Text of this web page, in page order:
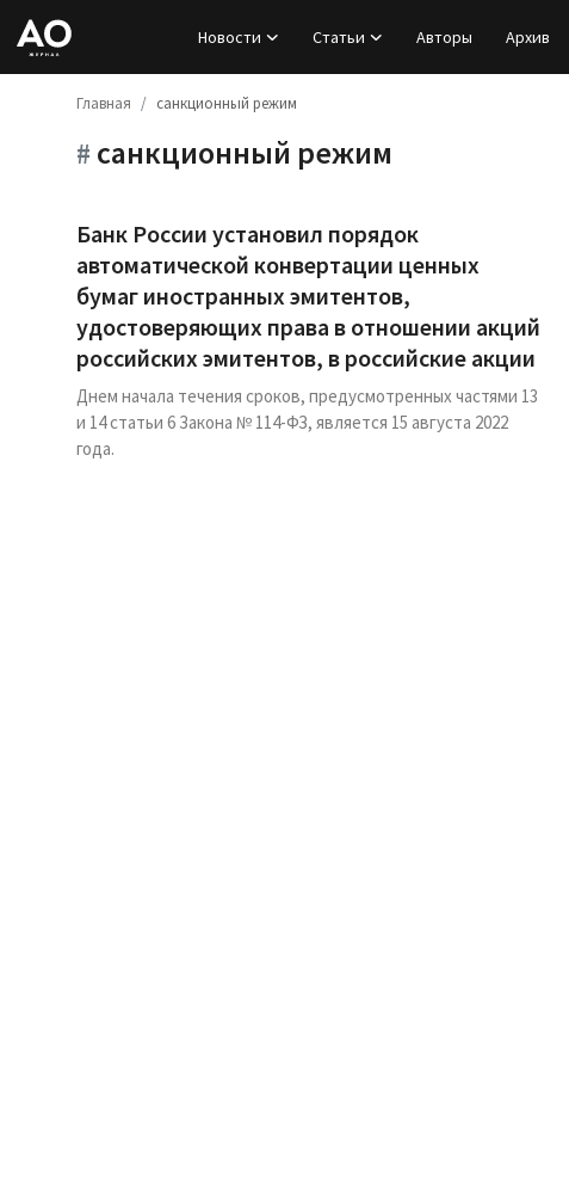
Новости Статьи Авторы Архив
Регистрация
Новости
Статьи
Авторы
База знаний
Главная санкционный режим
# санкционный режим
Банк России установил порядок
автоматической конвертации ценных
бумаг иностранных эмитентов,
удостоверяющих права в отношении акций
российских эмитентов, в российские акции
Днем начала течения сроков, предусмотренных частями 13
и 14 статьи 6 Закона № 114-ФЗ, является 15 августа 2022
года.